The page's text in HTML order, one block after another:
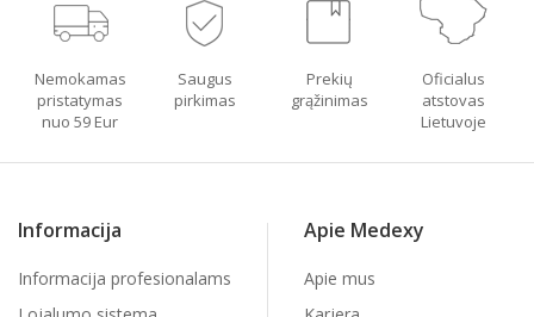
Nemokamas
pristatymas
nuo 59 Eur
Saugus
pirkimas
Prekių
grąžinimas
Oficialus
atstovas
Lietuvoje
Informacija
Informacija profesionalams
Apie Medexy
Apie mus